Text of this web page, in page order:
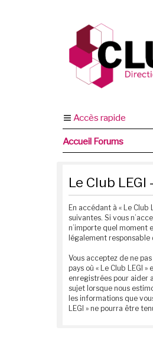
Accès rapide
Accueil Forums
Le Club
En accédant à « Le Club
suivantes. Si vous
n’importe quel moment
légalement
Vous acceptez de ne
pays où « Le Club LEGI
enregistrées pour aider
sujet lorsque nous
les informations que
LEGI » ne pourra être